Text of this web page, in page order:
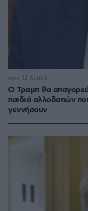
Ο Τραμπ θα
παιδιά αλλοδαπών
γεννήσουν
πριν 12 λεπτά